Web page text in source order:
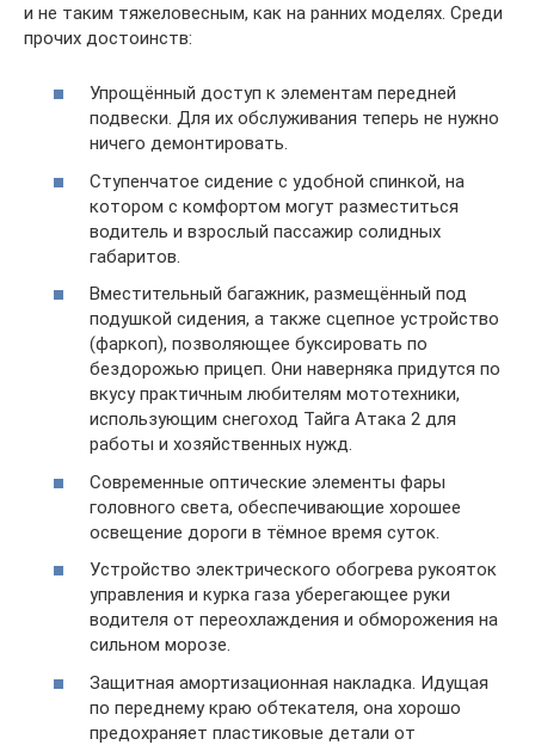
и не таким тяжеловесным, как на ранних моделях. Среди
прочих достоинств:
Упрощённый доступ к элементам передней
подвески. Для их обслуживания теперь не нужно
ничего демонтировать.
Ступенчатое сидение с удобной спинкой, на
котором с комфортом могут разместиться
водитель и взрослый пассажир солидных
габаритов.
Вместительный багажник, размещённый под
подушкой сидения, а также сцепное устройство
(фаркоп), позволяющее буксировать по
бездорожью прицеп. Они наверняка придутся по
вкусу практичным любителям мототехники,
использующим снегоход Тайга Атака 2 для
работы и хозяйственных нужд.
Современные оптические элементы фары
головного света, обеспечивающие хорошее
освещение дороги в тёмное время суток.
Устройство электрического обогрева рукояток
управления и курка газа уберегающее руки
водителя от переохлаждения и обморожения на
сильном морозе.
Защитная амортизационная накладка. Идущая
по переднему краю обтекателя, она хорошо
предохраняет пластиковые детали от